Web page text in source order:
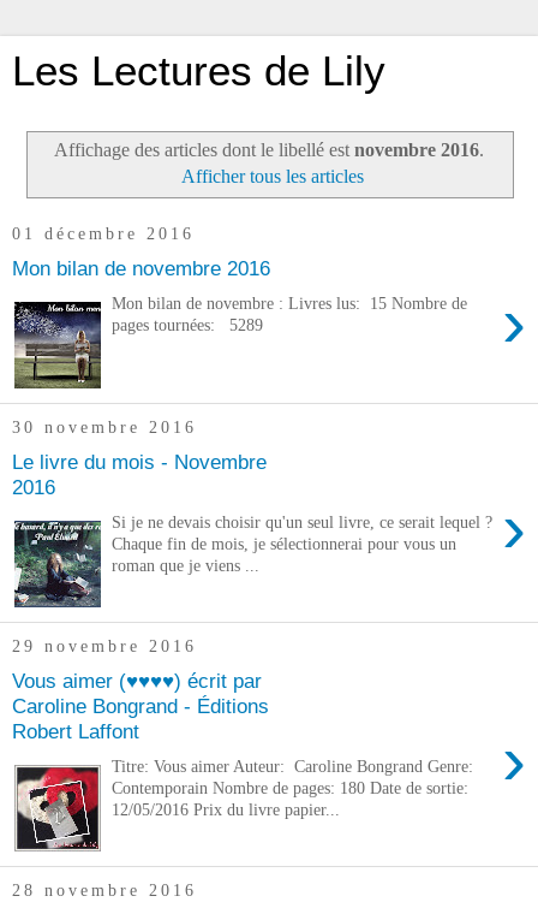
Les Lectures de Lily
Affichage des articles dont le libellé est novembre 2016.
Afficher tous les articles
01 décembre 2016
Mon bilan de novembre 2016
›
Mon bilan de novembre : Livres lus: 15 Nombre de
pages tournées: 5289
30 novembre 2016
Le livre du mois - Novembre
2016
›
Si je ne devais choisir qu'un seul livre, ce serait lequel ?
Chaque fin de mois, je sélectionnerai pour vous un
roman que je viens ...
29 novembre 2016
Vous aimer (♥♥♥♥) écrit par
Caroline Bongrand - Éditions
Robert Laffont
›
Titre: Vous aimer Auteur: Caroline Bongrand Genre:
Contemporain Nombre de pages: 180 Date de sortie:
12/05/2016 Prix du livre papier...
28 novembre 2016